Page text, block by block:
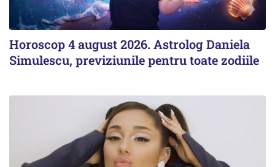
Horoscop 4 august 2026. Astrolog Daniela
Simulescu, previziunile pentru toate zodiile